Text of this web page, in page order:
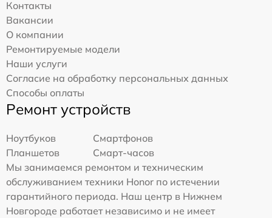
Контакты
Вакансии
О компании
Ремонтируемые модели
Наши услуги
Согласие на обработку персональных данных
Способы оплаты
Ремонт устройств
Ноутбуков
Смартфонов
Планшетов
Смарт-часов
Мы занимаемся ремонтом и техническим
обслуживанием техники Honor по истечении
гарантийного периода. Наш центр в Нижнем
Новгороде работает независимо и не имеет